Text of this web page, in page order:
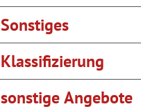
Sonstiges
Klassifizierung
sonstige Angebote